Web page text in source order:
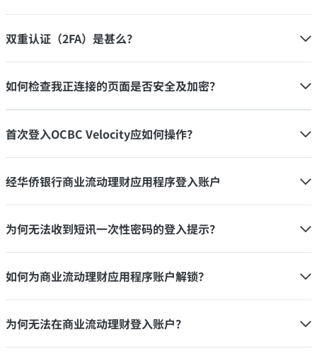
双重认证（2FA）是甚么？
如何检查我正连接的页面是否安全及加密？
首次登入OCBC Velocity应如何操作？
经华侨银行商业流动理财应用程序登入账户
为何无法收到短讯一次性密码的登入提示？
如何为商业流动理财应用程序账户解锁？
为何无法在商业流动理财登入账户？